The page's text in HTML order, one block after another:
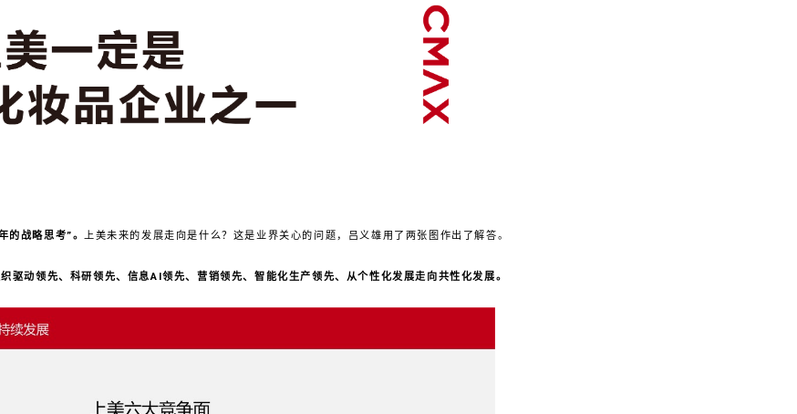
的战略思考”。上美未来的发展走向是什么？这是业界关心的问题，吕义雄用了两张图作出了解答。
驱动领先、科研领先、信息AI领先、营销领先、智能化生产领先、从个性化发展走向共性化发展。